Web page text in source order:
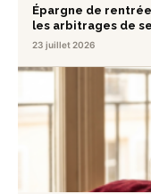
Épargne de
les arbitrages de
23 juillet 2026